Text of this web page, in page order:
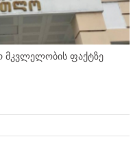
მკვლელობის ფაქტზე